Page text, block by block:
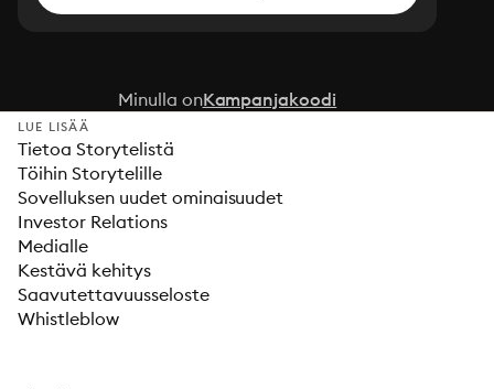
Minulla onKampanjakoodi
LUE LISÄÄ
Tietoa Storytelistä
Töihin Storytelille
Sovelluksen uudet ominaisuudet
Investor Relations
Medialle
Kestävä kehitys
Saavutettavuusseloste
Whistleblow